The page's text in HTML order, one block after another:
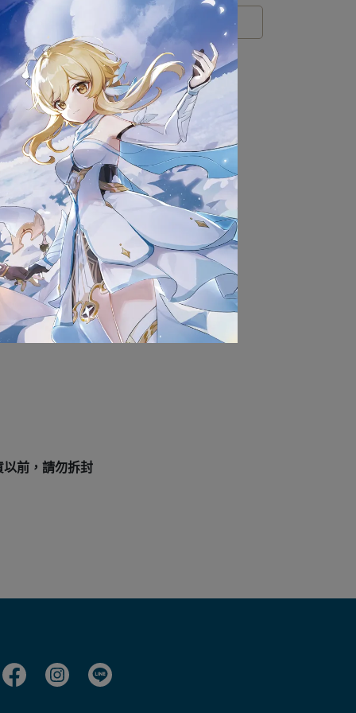
前，請勿拆封